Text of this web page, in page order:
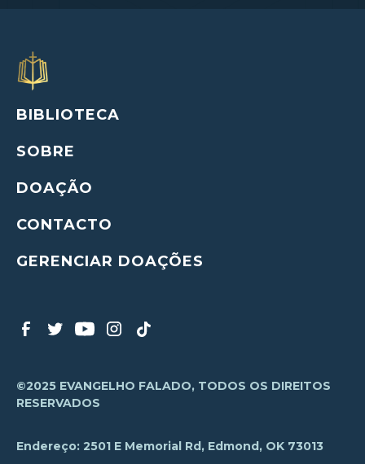
BIBLIOTECA
SOBRE
DOAÇÃO
CONTACTO
GERENCIAR DOAÇÕES
©2025 EVANGELHO FALADO, TODOS OS DIREITOS
RESERVADOS
Endereço: 2501 E Memorial Rd, Edmond, OK 73013